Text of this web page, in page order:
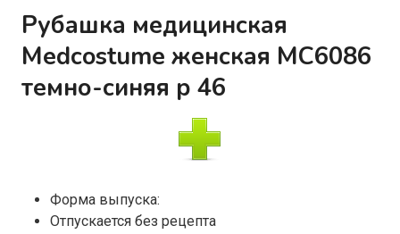
Рубашка медицинская
Medcostume женская MC6086
темно-синяя р 46
Форма выпуска:
Отпускается без рецепта